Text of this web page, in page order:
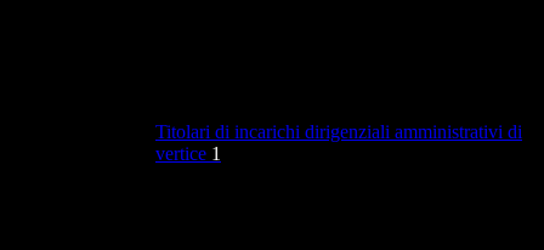
Titolari di incarichi dirigenziali amministrativi di
vertice 1